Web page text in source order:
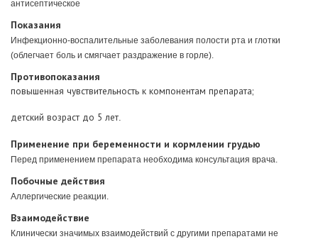
антисептическое
Показания
Инфекционно-воспалительные заболевания полости рта и глотки
(облегчает боль и смягчает раздражение в горле).
Противопоказания
повышенная чувствительность к компонентам препарата;
детский возраст до 5 лет
Применение при беременности и кормлении грудью
Перед применением препарата необходима консультация врача.
Побочные действия
Аллергические реакции.
Взаимодействие
Клинически значимых взаимодействий с другими препаратами не